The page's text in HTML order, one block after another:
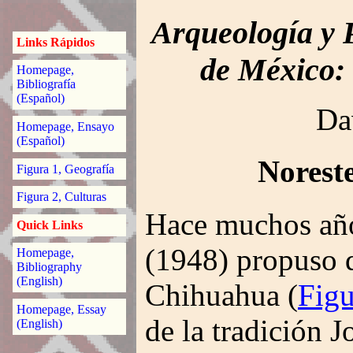
Links Rápidos
Homepage,
Bibliografía
(Español)
Homepage, Ensayo
(Español)
Figura 1, Geografía
Figura 2, Culturas
Quick Links
Homepage,
Bibliography
(English)
Homepage, Essay
(English)
Arqueología y
de
Hace muchos
(1948) propuso
Chihuahua (
de la tradición